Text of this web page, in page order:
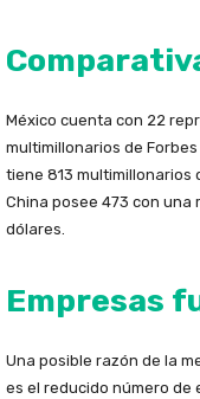
México cuenta con 22
multimillonarios de
tiene 813 multimillonarios
China posee 473 con una
dólares.
Empresas
Una posible razón de la
es el reducido número de